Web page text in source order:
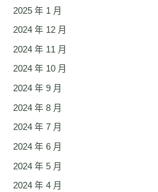
2025 年 1 月
2024 年 12 月
2024 年 11 月
2024 年 10 月
2024 年 9 月
2024 年 8 月
2024 年 7 月
2024 年 6 月
2024 年 5 月
2024 年 4 月